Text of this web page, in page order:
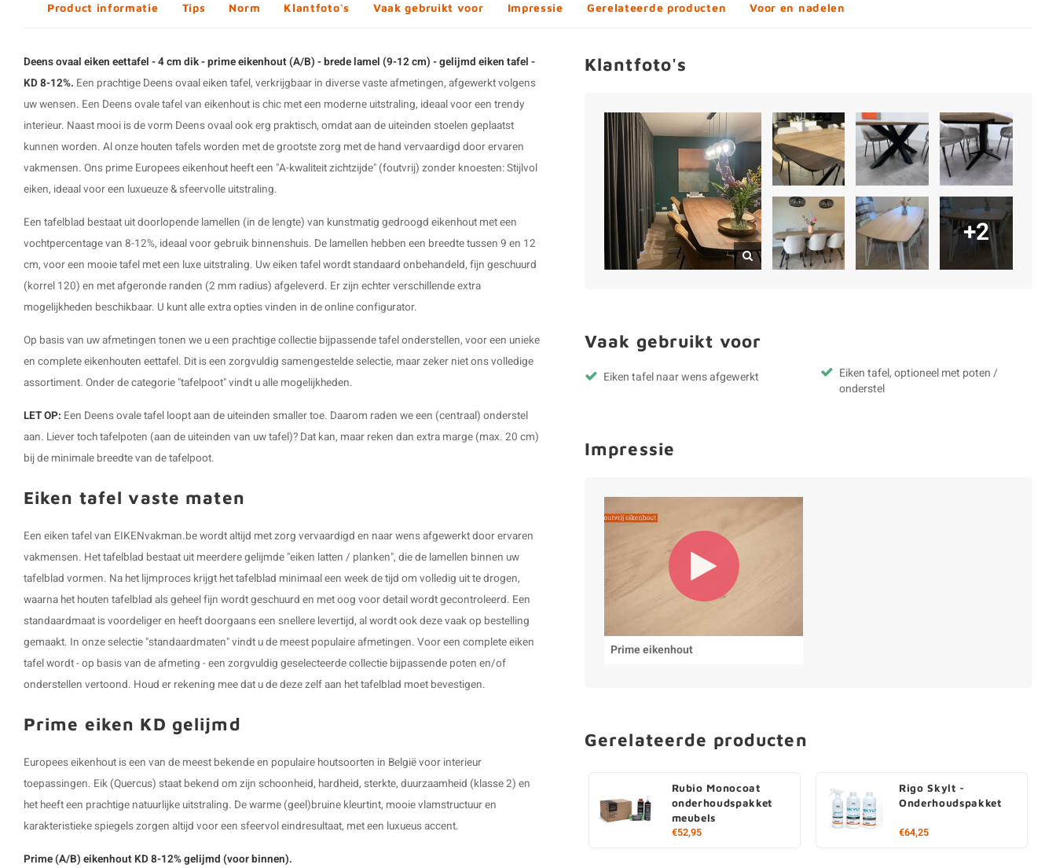
Product informatie Tips Norm Klantfoto's Vaak gebruikt voor Impressie Gerelateerde producten Voor en nadelen
Deens ovaal eiken eettafel - 4 cm dik - prime eikenhout (A/B) - brede lamel (9-12 cm) - gelijmd eiken tafel -
KD 8-12%. Een prachtige Deens ovaal eiken tafel, verkrijgbaar in diverse vaste afmetingen, afgewerkt volgens
uw wensen. Een Deens ovale tafel van eikenhout is chic met een moderne uitstraling, ideaal voor een trendy
interieur. Naast mooi is de vorm Deens ovaal ook erg praktisch, omdat aan de uiteinden stoelen geplaatst
kunnen worden. Al onze houten tafels worden met de grootste zorg met de hand vervaardigd door ervaren
vakmensen. Ons prime Europees eikenhout heeft een "A-kwaliteit zichtzijde" (foutvrij) zonder knoesten: Stijlvol
eiken, ideaal voor een luxueuze & sfeervolle uitstraling.
Een tafelblad bestaat uit doorlopende lamellen (in de lengte) van kunstmatig gedroogd eikenhout met een
vochtpercentage van 8-12%, ideaal voor gebruik binnenshuis. De lamellen hebben een breedte tussen 9 en 12
cm, voor een mooie tafel met een luxe uitstraling. Uw eiken tafel wordt standaard onbehandeld, fijn geschuurd
(korrel 120) en met afgeronde randen (2 mm radius) afgeleverd. Er zijn echter verschillende extra
mogelijkheden beschikbaar. U kunt alle extra opties vinden in de online configurator.
Op basis van uw afmetingen tonen we u een prachtige collectie bijpassende tafel onderstellen, voor een unieke
en completeeikenhouten eettafel. Dit is een zorgvuldig samengestelde selectie, maar zeker niet ons volledige
assortiment. Onder de categorie "tafelpoot" vindt u alle mogelijkheden.
LET OP: Een Deens ovale tafel loopt aan de uiteinden smaller toe. Daarom raden we een (centraal) onderstel
aan. Liever toch tafelpoten (aan de uiteinden van uw tafel)? Dat kan, maar reken dan extra marge (max. 20 cm)
bij de minimale breedte van de tafelpoot.
Eiken tafel vaste maten
Een eiken tafel van EIKENvakman.be wordt altijd met zorg vervaardigd en naar wens afgewerkt door ervaren
vakmensen. Het tafelblad bestaat uit meerdere gelijmde "eiken latten / planken", die de lamellen binnen uw
tafelblad vormen. Na het lijmproces krijgt het tafelblad minimaal een week de tijd om volledig uit te drogen,
waarna het houten tafelblad als geheel fijn wordt geschuurd en met oog voor detail wordt gecontroleerd. Een
standaardmaat is voordeliger en heeft doorgaans een snellere levertijd, al wordt ook deze vaak op bestelling
gemaakt. In onze selectie "standaardmaten" vindt u de meest populaire afmetingen. Voor een complete eiken
tafel wordt - op basis van de afmeting - een zorgvuldig geselecteerde collectie bijpassende poten en/of
onderstellen vertoond. Houd er rekening mee dat u de deze zelf aan het tafelblad moet bevestigen.
Prime eiken KD gelijmd
Europees eikenhout is een van de meest bekende en populaire houtsoorten in België voor interieur
toepassingen. Eik (Quercus) staat bekend om zijn schoonheid, hardheid, sterkte, duurzaamheid (klasse 2) en
het heeft een prachtige natuurlijke uitstraling. De warme (geel)bruine kleurtint, mooie vlamstructuur en
karakteristieke spiegels zorgen altijd voor een sfeervol eindresultaat, met een luxueus accent.
Prime (A/B) eikenhout KD 8-12% gelijmd (voor binnen).
Klantfoto's
+2
Vaak gebruikt voor
Eiken tafel naar wens afgewerkt
Eiken tafel, optioneel met poten /
onderstel
Impressie
Prime eikenhout
Gerelateerde producten
Rubio Monocoat
onderhoudspakket
meubels
€52,95
Rigo Skylt -
Onderhoudspakket
€64,25